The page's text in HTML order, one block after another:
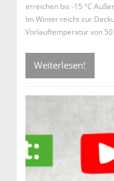
erreichen bis -15 °C
Im Winter reicht zur
Vorlauftemperatur von 50
Weiterlesen!